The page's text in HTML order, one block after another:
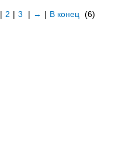
| 2 | 3 | → | В конец (6)